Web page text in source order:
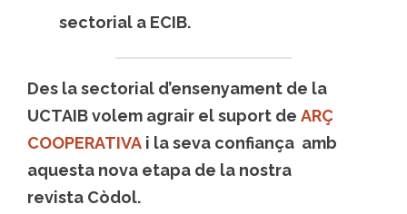
sectorial a ECIB.
Des la sectorial d’ensenyament de la
UCTAIB volem agrair el suport de ARÇ
COOPERATIVA i la seva confiança amb
aquesta nova etapa de la nostra
revista Còdol.